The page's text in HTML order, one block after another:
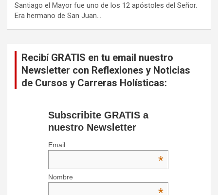
Santiago el Mayor fue uno de los 12 apóstoles del Señor.
Era hermano de San Juan…
Recibí GRATIS en tu email nuestro
Newsletter con Reflexiones y Noticias
de Cursos y Carreras Holísticas:
Subscribite GRATIS a
nuestro Newsletter
Email
*
Nombre